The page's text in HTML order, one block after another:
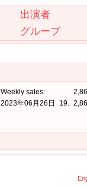
出演者
グループ
Weekly sales:
2023年06月26日
19.